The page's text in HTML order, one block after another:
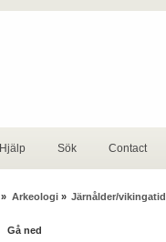
Hjälp Sök Contact
» Arkeologi» Järnålder/vikingatid
Gå ned